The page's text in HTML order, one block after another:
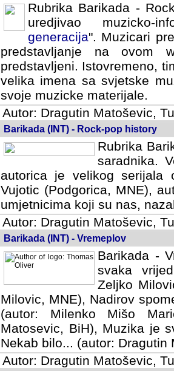
Rubrika Barikada -
uredjivao muzicko-
Muzicari predstavljeni u
na ovom web portalu
Istovremeno, tim nacinom
sa svjetske muzicke scene
materijale.
Autor: Dragutin Matoševic,
Barikada (INT) - Rock-pop history
Rubrika
saradnika.
autorica je velikog serijala
Vujotic (Podgorica, MNE),
umjetnicima koji su nas,
Autor: Dragutin Matoševic,
Barikada (INT) - Vremeplov
Barikada -
svaka
Milovic,
MNE), Nadirov spomenar
Milenko Mišo Maric, UK),
Muzika je svirala (autor:
(autor: Dragutin Matosevic,
Autor: Dragutin Matoševic,